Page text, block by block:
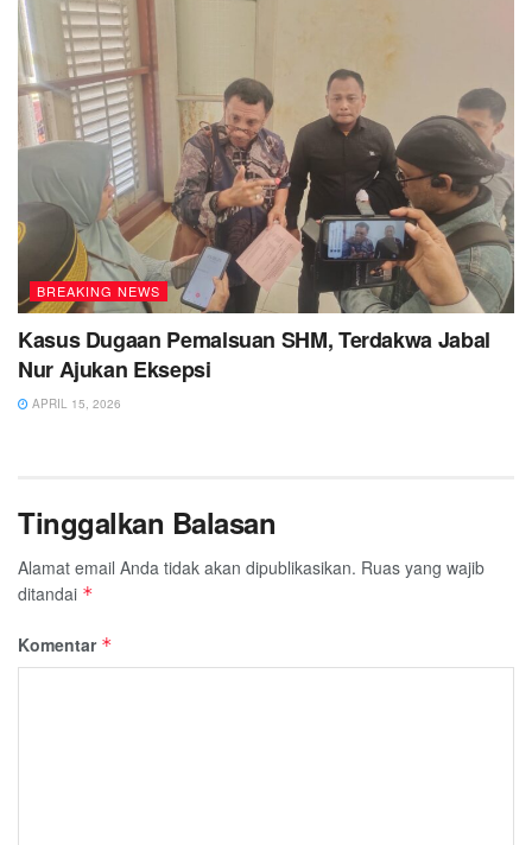
BREAKING NEWS
Kasus Dugaan Pemalsuan SHM, Terdakwa Jabal
Nur Ajukan Eksepsi
APRIL 15, 2026
Tinggalkan Balasan
Alamat email Anda tidak akan dipublikasikan. Ruas yang wajib
ditandai *
Komentar *